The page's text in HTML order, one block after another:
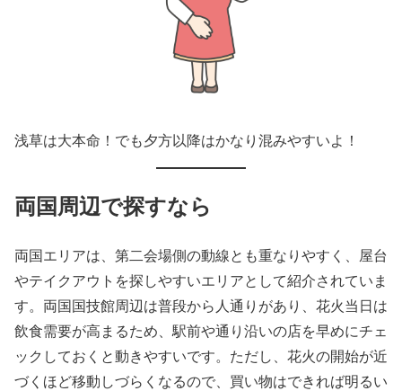
浅草は大本命！でも夕方以降はかなり混みやすいよ！
両国周辺で探すなら
両国エリアは、第二会場側の動線とも重なりやすく、屋台
やテイクアウトを探しやすいエリアとして紹介されていま
す。両国国技館周辺は普段から人通りがあり、花火当日は
飲食需要が高まるため、駅前や通り沿いの店を早めにチェ
ックしておくと動きやすいです。ただし、花火の開始が近
づくほど移動しづらくなるので、買い物はできれば明るい